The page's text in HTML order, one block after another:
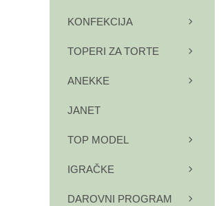
KONFEKCIJA
TOPERI ZA TORTE
ANEKKE
JANET
TOP MODEL
IGRAČKE
DAROVNI PROGRAM